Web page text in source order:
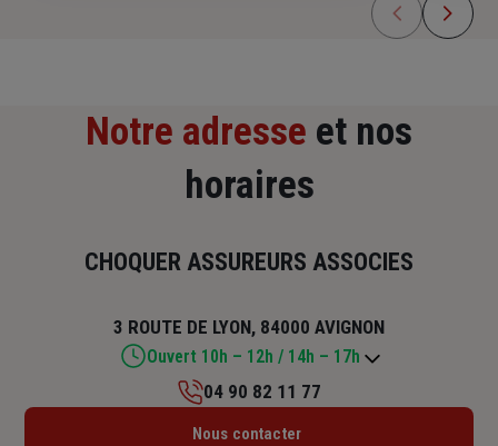
Notre adresse et nos
horaires
CHOQUER ASSUREURS ASSOCIES
3 ROUTE DE LYON, 84000 AVIGNON
Ouvert 10h – 12h / 14h – 17h
Lundi : 10h – 12h / 14h – 17h
04 90 82 11 77
Nous contacter